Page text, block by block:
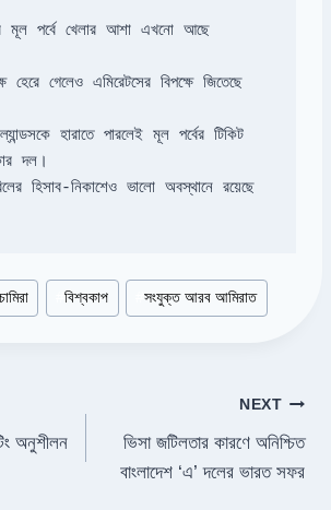
মূল পর্বে খেলার আশা এখনো আছে
হেরে গেলেও এমিরেটসের বিপক্ষে জিতেছে
হারাতে পারলেই মূল পর্বের টিকিট
দল।
হিসাব-নিকাশেও ভালো অবস্থানে রয়েছে
#বিশ্বকাপ #সংযুক্ত আরব আমিরাত
অনুশীলন
NEXT
ভিসা জটিলতার কারণে অনিশ্চিত
বাংলাদেশ ‘এ’ দলের ভারত সফর